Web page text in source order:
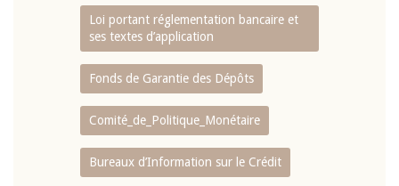
Loi portant réglementation bancaire et
ses textes d’application
Fonds de Garantie des Dépôts
Comité_de_Politique_Monétaire
Bureaux d’Information sur le Crédit